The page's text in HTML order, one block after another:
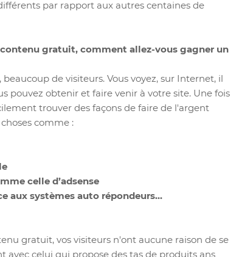
par rapport aux autres centaines de
gratuit, comment allez-vous gagner un
de visiteurs. Vous voyez, sur Internet, il
pouvez obtenir et faire venir à votre site. Une fois
trouver des façons de faire de l'argent
comme :
celle d’adsense
aux systèmes auto répondeurs…
gratuit, vos visiteurs n'ont aucune raison de se
avec celui qui propose des tas de produits ans